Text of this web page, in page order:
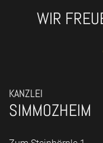
WIR
KANZLEI
SIMMOZHEIM